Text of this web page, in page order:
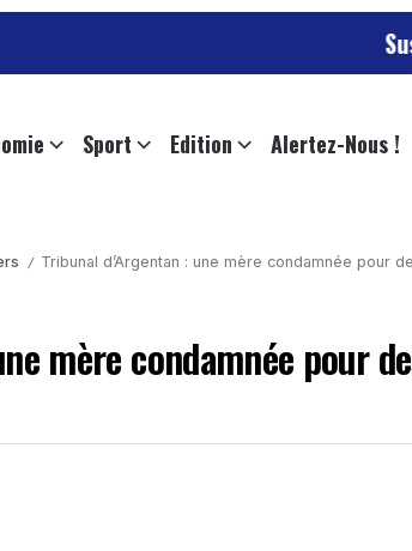
Suspension
Sport Edition Alertez-Nous !
/ Tribunal d’Argentan : une mère condamnée pour
mère condamnée pour